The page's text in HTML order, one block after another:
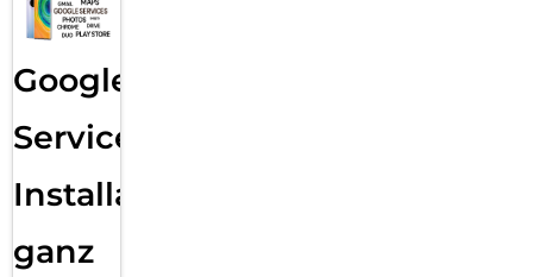
Google
Services
Installation
ganz